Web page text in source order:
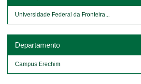
Universidade Federal da Fronteira...
Departamento
Campus Erechim